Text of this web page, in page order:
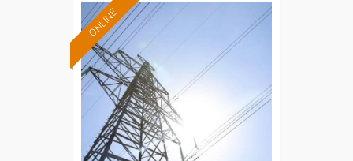
ONLINE
subvencionada.
Para desempleados,
trabajadores y autónomos.
Sector
-Metal.